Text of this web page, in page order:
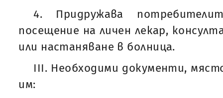
4. Придружава
посещение на личен лекар,
или настаняване в болница.
ІІI. Необходими документи,
им: